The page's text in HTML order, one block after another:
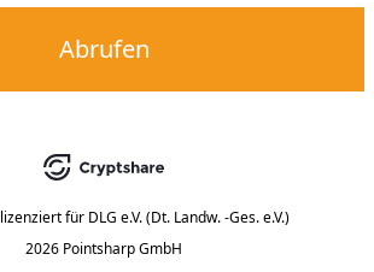
Abrufen
lizenziert für DLG e.V. (Dt. Landw. -Ges. e.V.)
2026 Pointsharp GmbH